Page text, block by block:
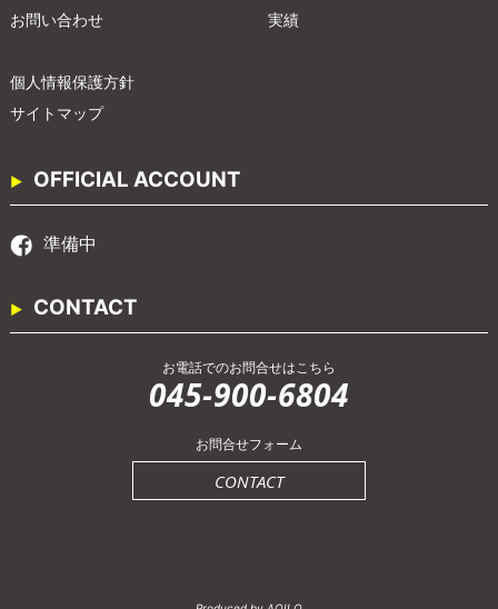
お問い合わせ
実績
個人情報保護方針
サイトマップ
OFFICIAL ACCOUNT
準備中
CONTACT
お電話でのお問合せはこちら
045-900-6804
お問合せフォーム
CONTACT